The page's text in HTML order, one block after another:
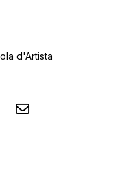
d'Artista